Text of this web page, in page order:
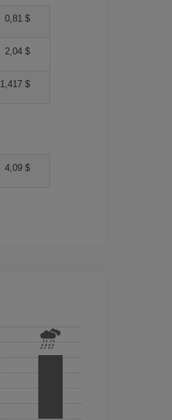
0,81 $
2,04 $
1,417 $
4,09 $